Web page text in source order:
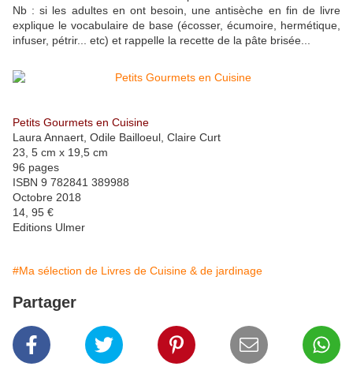
Nb : si les adultes en ont besoin, une antisèche en fin de livre
explique le vocabulaire de base (écosser, écumoire, hermétique,
infuser, pétrir... etc) et rappelle la recette de la pâte brisée...
Petits Gourmets en Cuisine
Laura Annaert, Odile Bailloeul, Claire Curt
23, 5 cm x 19,5 cm
96 pages
ISBN 9 782841 389988
Octobre 2018
14, 95 €
Editions Ulmer
#Ma sélection de Livres de Cuisine & de jardinage
Partager